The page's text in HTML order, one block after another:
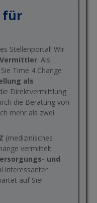
für
Stellenportal! Wir
. Als
Time 4 Change
als
Direktvermittlung
die Beratung von
mehr als zwei
(medizinisches
vermittelt
und
interessanter
auf Sie!